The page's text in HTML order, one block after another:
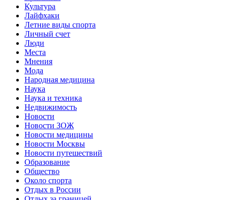
Культура
Лайфхаки
Летние виды спорта
Личный счет
Люди
Места
Мнения
Мода
Народная медицина
Наука
Наука и техника
Недвижимость
Новости
Новости ЗОЖ
Новости медицины
Новости Москвы
Новости путешествий
Образование
Общество
Около спорта
Отдых в России